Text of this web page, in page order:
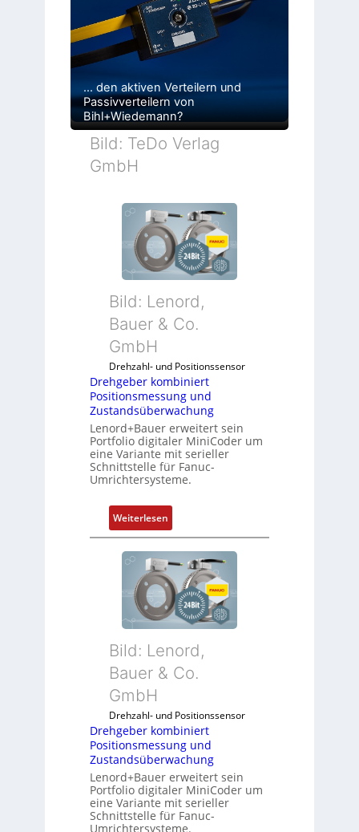
… den aktiven Verteilern und
Passivverteilern von
Bihl+Wiedemann?
Bild: TeDo Verlag
GmbH
Bild: Lenord,
Bauer & Co.
GmbH
Drehzahl- und Positionssensor
Drehgeber kombiniert
Positionsmessung und
Zustandsüberwachung
Lenord+Bauer erweitert sein
Portfolio digitaler MiniCoder um
eine Variante mit serieller
Schnittstelle für Fanuc-
Umrichtersysteme.
Weiterlesen:
D
r
e
h
g
e
e
m
b
i
i
e
r
Bild: Lenord,
Bauer & Co.
GmbH
Drehzahl- und Positionssensor
Drehgeber kombiniert
Positionsmessung und
Zustandsüberwachung
Lenord+Bauer erweitert sein
Portfolio digitaler MiniCoder um
eine Variante mit serieller
Schnittstelle für Fanuc-
Umrichtersysteme.